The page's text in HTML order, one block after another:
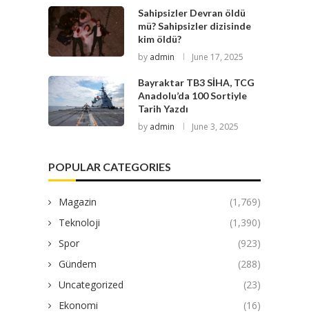
Sahipsizler Devran öldü
mü? Sahipsizler dizisinde
kim öldü?
by admin June 17, 2025
Bayraktar TB3 SİHA, TCG
Anadolu’da 100 Sortiyle
Tarih Yazdı
by admin June 3, 2025
POPULAR CATEGORIES
Magazin
(1,769)
Teknoloji
(1,390)
Spor
(923)
Gündem
(288)
Uncategorized
(23)
Ekonomi
(16)